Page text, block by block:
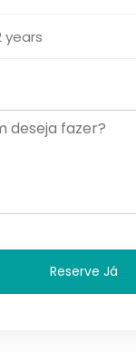
Reserve Já